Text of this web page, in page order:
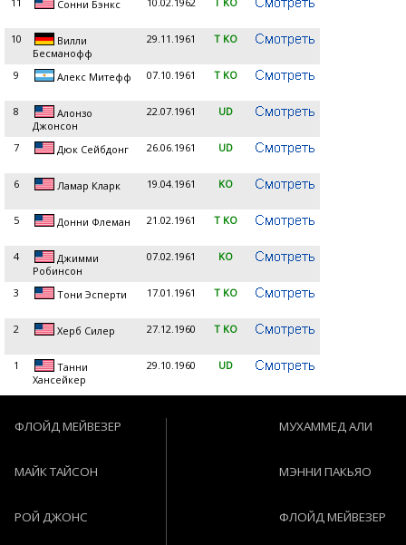
Сонни Бэнкс
10
Вилли
Бесманофф
29.11.1961 T KO
9 Алекс Митефф 07.10.1961 T KO
8
Алонзо
Джонсон
22.07.1961 UD
7 Дюк Сейбдонг 26.06.1961 UD
6 Ламар Кларк 19.04.1961 KO
5 Донни Флеман 21.02.1961 T KO
4
Джимми
Робинсон
07.02.1961 KO
3 Тони Эсперти 17.01.1961 T KO
2 Херб Силер 27.12.1960 T KO
1
Танни
Хансейкер
29.10.1960 UD
ФЛОЙД МЕЙВЕЗЕР
МАЙК ТАЙСОН
РОЙ ДЖОНС
МУХАММЕД АЛИ
МЭННИ ПАКЬЯО
ФЛОЙД МЕЙВЕЗЕР